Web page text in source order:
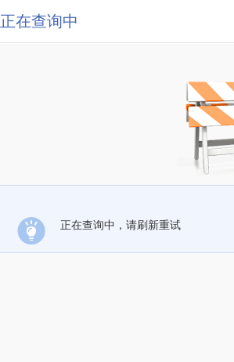
正在查询中
正在查询中，请刷新重试